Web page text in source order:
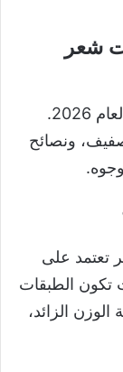
شعر
وأحدث صيحاتها لعام 2026.
ونصائح
على
تكون الطبقات
الزائد،